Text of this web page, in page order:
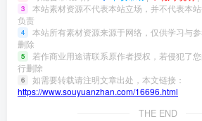
3
本站素材资源不代表本站立场，并不代表本
负责
4
本站所有素材资源来源于网络，仅供学习与
删除
5 若作商业用途请联系原作者授权，若侵犯了
行删除
6
如需要转载请注明文章出处，本文链接：
https://www.souyuanzhan.com/16696.html
THE END